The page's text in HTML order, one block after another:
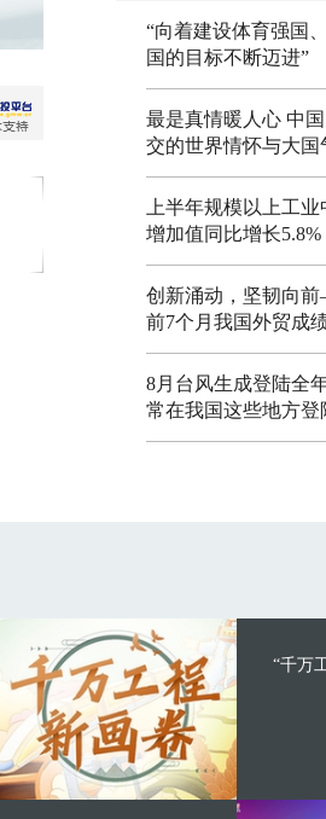
“向着建设体育强国
国的目标不断迈进”
最是真情暖人心 中
交的世界情怀与大国
上半年规模以上工
增加值同比增长5.8%
创新涌动，坚韧向
前7个月我国外贸成
8月台风生成登陆全
常在我国这些地方登
“千万